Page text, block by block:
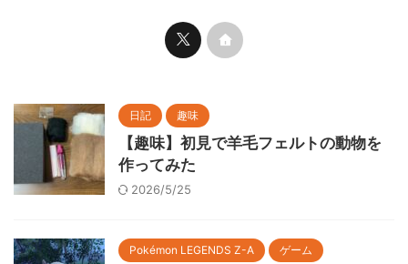
日記 趣味
【趣味】初見で羊毛フェルトの動物を
作ってみた
2026/5/25
Pokémon LEGENDS Z-A ゲーム